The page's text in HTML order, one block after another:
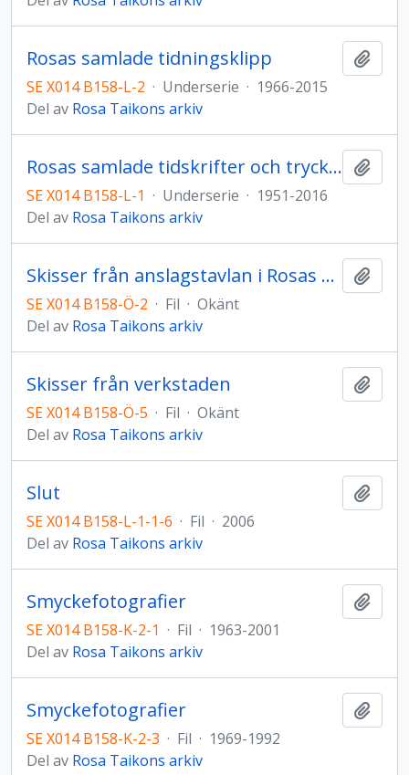
Rosas samlade tidningsklipp
SE X014 B158-L-2 · Underserie · 1966-2015
Del av Rosa Taikons arkiv
Rosas samlade tidskrifter och trycksaker
SE X014 B158-L-1 · Underserie · 1951-2016
Del av Rosa Taikons arkiv
Skisser från anslagstavlan i Rosas verkstad
SE X014 B158-Ö-2 · Fil · Okänt
Del av Rosa Taikons arkiv
Skisser från verkstaden
SE X014 B158-Ö-5 · Fil · Okänt
Del av Rosa Taikons arkiv
Slut
SE X014 B158-L-1-1-6 · Fil · 2006
Del av Rosa Taikons arkiv
Smyckefotografier
SE X014 B158-K-2-1 · Fil · 1963-2001
Del av Rosa Taikons arkiv
Smyckefotografier
SE X014 B158-K-2-3 · Fil · 1969-1992
Del av Rosa Taikons arkiv